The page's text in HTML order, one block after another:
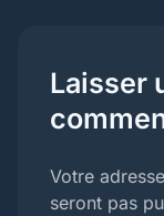
Laisser
Votre
seront pas